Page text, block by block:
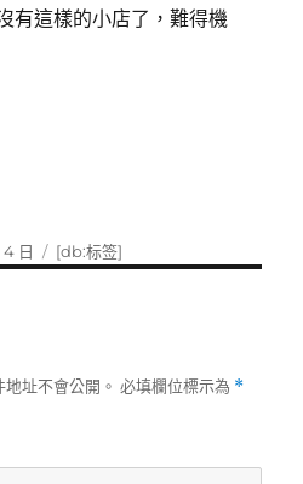
有這樣的小店了，難得機
日
標
籤
[db:标签]
址不會公開。 必填欄位標示為 *